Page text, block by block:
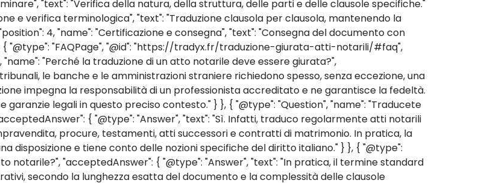
"text": "Verifica della natura, della struttura, delle parti e delle clausole specifiche."
e verifica terminologica", "text": "Traduzione clausola per clausola, mantenendo la
4, "name": "Certificazione e consegna", "text": "Consegna del documento con
"@type": "FAQPage", "@id": "https://tradyx.fr/traduzione-giurata-atti-notarili/#faq",
"name": "Perché la traduzione di un atto notarile deve essere giurata?",
le banche e le amministrazioni straniere richiedono spesso, senza eccezione, una
impegna la responsabilità di un professionista accreditato e ne garantisce la fedeltà.
legali in questo preciso contesto." } }, { "@type": "Question", "name": "Traducete
{ "@type": "Answer", "text": "Sì. Infatti, traduco regolarmente atti notarili
procure, testamenti, atti successori e contratti di matrimonio. In pratica, la
disposizione e tiene conto delle nozioni specifiche del diritto italiano." } }, { "@type":
notarile?", "acceptedAnswer": { "@type": "Answer", "text": "In pratica, il termine standard
secondo la lunghezza esatta del documento e la complessità delle clausole